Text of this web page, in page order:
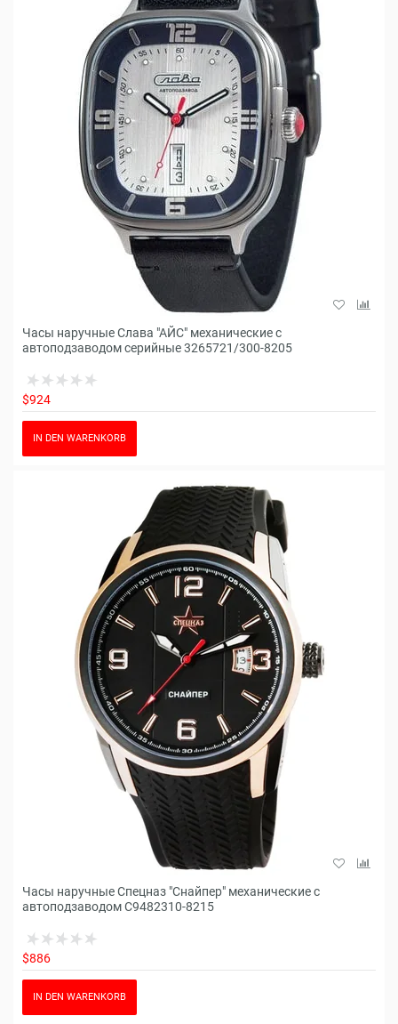
Часы наручные Слава "АЙС" механические с
автоподзаводом серийные 3265721/300-8205
$924
IN DEN WARENKORB
Часы наручные Спецназ "Снайпер" механические с
автоподзаводом С9482310-8215
$886
IN DEN WARENKORB